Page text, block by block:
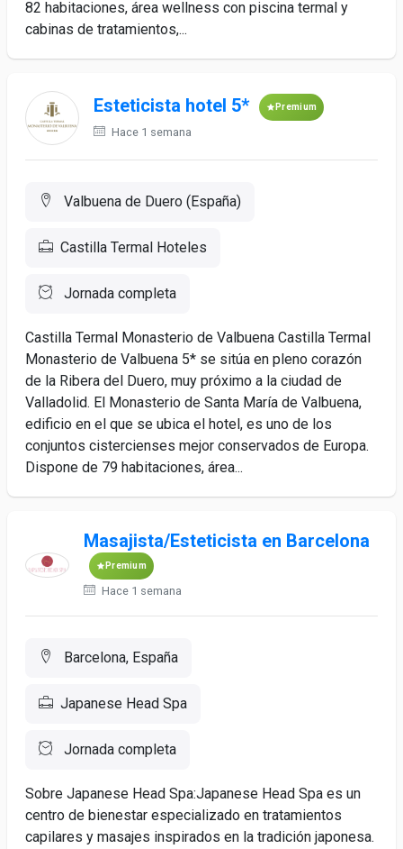
82 habitaciones, área wellness con piscina termal y
cabinas de tratamientos,...
Esteticista hotel 5* Premium
Hace 1 semana
Valbuena de Duero (España)
Castilla Termal Hoteles
Jornada completa
Castilla Termal Monasterio de Valbuena Castilla Termal
Monasterio de Valbuena 5* se sitúa en pleno corazón
de la Ribera del Duero, muy próximo a la ciudad de
Valladolid. El Monasterio de Santa María de Valbuena,
edificio en el que se ubica el hotel, es uno de los
conjuntos cistercienses mejor conservados de Europa.
Dispone de 79 habitaciones, área...
Masajista/Esteticista en Barcelona
Premium
Hace 1 semana
Barcelona, España
Japanese Head Spa
Jornada completa
Sobre Japanese Head Spa:Japanese Head Spa es un
centro de bienestar especializado en tratamientos
capilares y masajes inspirados en la tradición japonesa.